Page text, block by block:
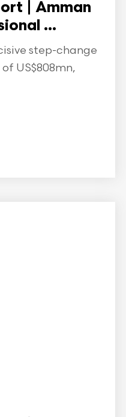
| Amman
...
step-change
US$808mn,